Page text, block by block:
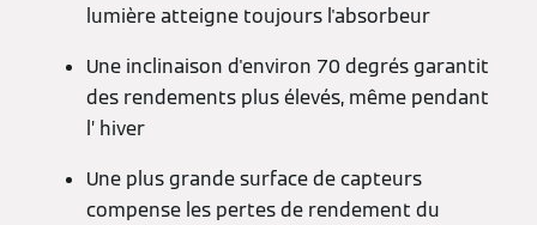
lumière atteigne toujours l'absorbeur
Une inclinaison d'environ 70 degrés garantit
des rendements plus élevés, même pendant
l’ hiver
Une plus grande surface de capteurs
compense les pertes de rendement du